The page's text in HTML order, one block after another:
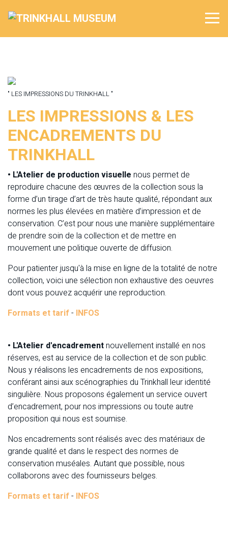
" LES IMPRESSIONS DU TRINKHALL "
LES IMPRESSIONS & LES
ENCADREMENTS DU
TRINKHALL
• L'Atelier de production visuelle nous permet de
reproduire chacune des œuvres de la collection sous la
forme d’un tirage d’art de très haute qualité, répondant aux
normes les plus élevées en matière d’impression et de
conservation. C’est pour nous une manière supplémentaire
de prendre soin de la collection et de mettre en
mouvement une politique ouverte de diffusion.
Pour patienter jusqu'à la mise en ligne de la totalité de notre
collection, voici une sélection non exhaustive des oeuvres
dont vous pouvez acquérir une reproduction.
Formats et tarif- INFOS
• L'Atelier d'encadrementnouvellement installé en nos
réserves, est au service de la collection et de son public.
Nous y réalisons les encadrements de nos expositions,
conférant ainsi aux scénographies du Trinkhall leur identité
singulière. Nous proposons également un service ouvert
d’encadrement, pour nos impressions ou toute autre
proposition qui nous est soumise.
Nos encadrements sont réalisés avec des matériaux de
grande qualité et dans le respect des normes de
conservation muséales. Autant que possible, nous
collaborons avec des fournisseurs belges.
Formats et tarif- INFOS